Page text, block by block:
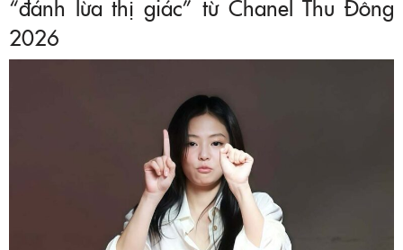
“đánh lừa thị giác” từ Chanel Thu Đông
2026